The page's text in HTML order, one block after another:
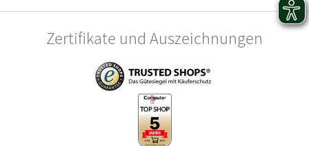
Zertifikate und Auszeichnungen